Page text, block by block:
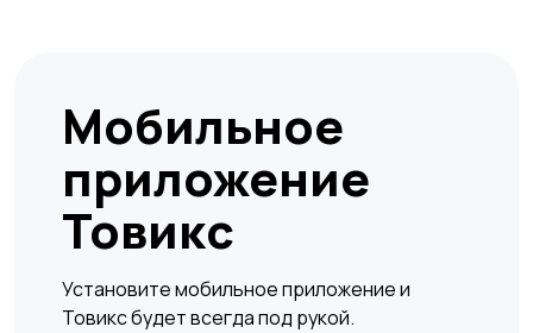
Мобильное
приложение
Товикс
Установите мобильное приложение и
Товикс будет всегда под рукой.